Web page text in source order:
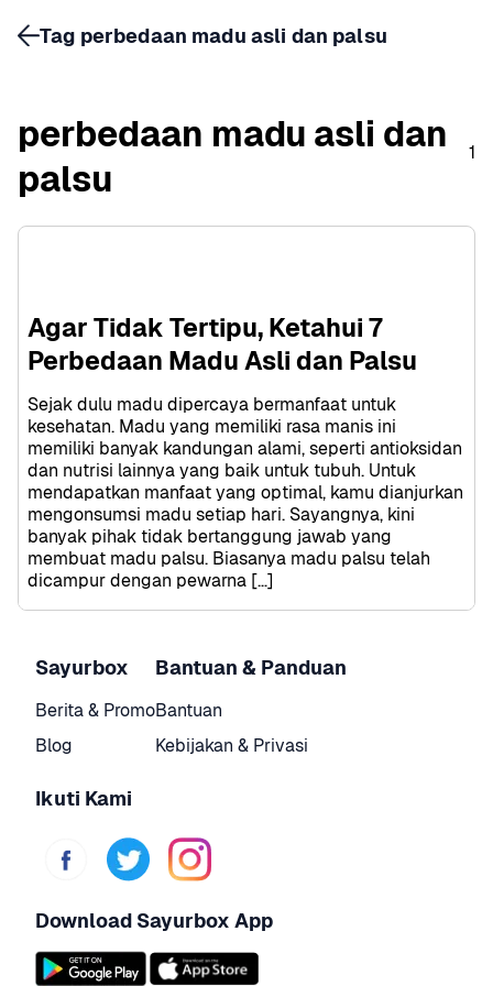
perbedaan madu asli dan
palsu
1
Agar Tidak Tertipu, Ketahui 7
Perbedaan Madu Asli dan Palsu
Sejak dulu madu dipercaya bermanfaat untuk
kesehatan. Madu yang memiliki rasa manis ini
memiliki banyak kandungan alami, seperti antioksidan
dan nutrisi lainnya yang baik untuk tubuh. Untuk
mendapatkan manfaat yang optimal, kamu dianjurkan
mengonsumsi madu setiap hari. Sayangnya, kini
banyak pihak tidak bertanggung jawab yang
membuat madu palsu. Biasanya madu palsu telah
dicampur dengan pewarna […]
Sayurbox
Berita & Promo
Blog
Bantuan & Panduan
Bantuan
Kebijakan & Privasi
Ikuti Kami
Download Sayurbox App
Tag perbedaan madu asli dan palsu